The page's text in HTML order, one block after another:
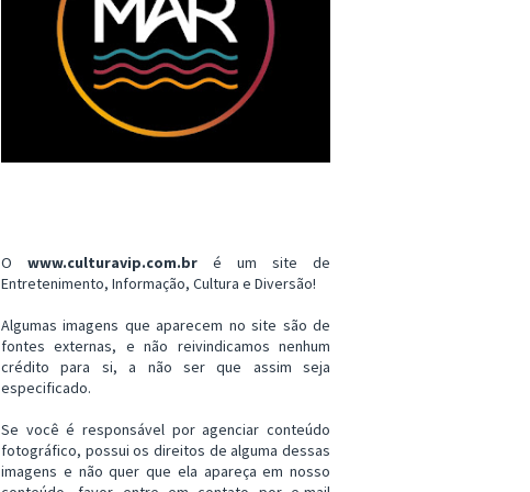
O www.culturavip.com.br é um site de
Entretenimento, Informação, Cultura e Diversão!
Algumas imagens que aparecem no site são de
fontes externas, e não reivindicamos nenhum
crédito para si, a não ser que assim seja
especificado.
Se você é responsável por agenciar conteúdo
fotográfico, possui os direitos de alguma dessas
imagens e não quer que ela apareça em nosso